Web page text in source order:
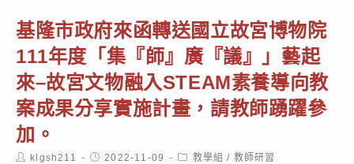
基隆市政府來函轉送國立故宮博物院
111年度「集『師』廣『議』」藝起
來–故宮文物融入STEAM素養導向教
案成果分享實施計畫，請教師踴躍參
加。
Postklgsh211
Post2022-11-09
Post教學組 / 教師研習